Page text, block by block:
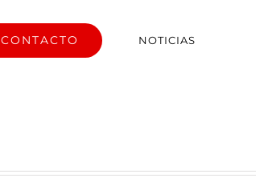
CONTACTO NOTICIAS